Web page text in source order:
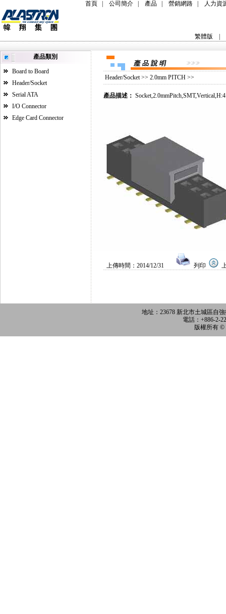
首頁 公司簡介 產品 營銷網路 人力資
繁體版
產品類別
Board to Board
Header/Socket
Serial ATA
I/O Connector
Edge Card Connector
Header/Socket>> 2.0mm PITCH >>
產品描述：
上傳時間： 2014/12/31 列印
地址： 23678 新北市土城區自
電話：+886-2-
版權所有 ©